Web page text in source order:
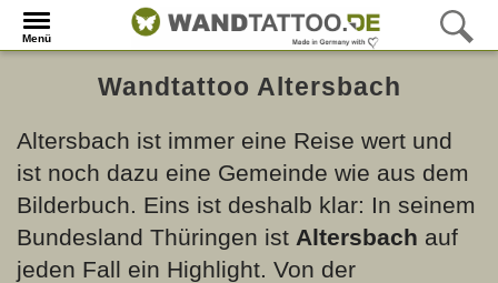
Menü
Wandtattoo Altersbach
Altersbach ist immer eine Reise wert und
ist noch dazu eine Gemeinde wie aus dem
Bilderbuch. Eins ist deshalb klar: In seinem
Bundesland Thüringen ist Altersbach auf
jeden Fall ein Highlight. Von der